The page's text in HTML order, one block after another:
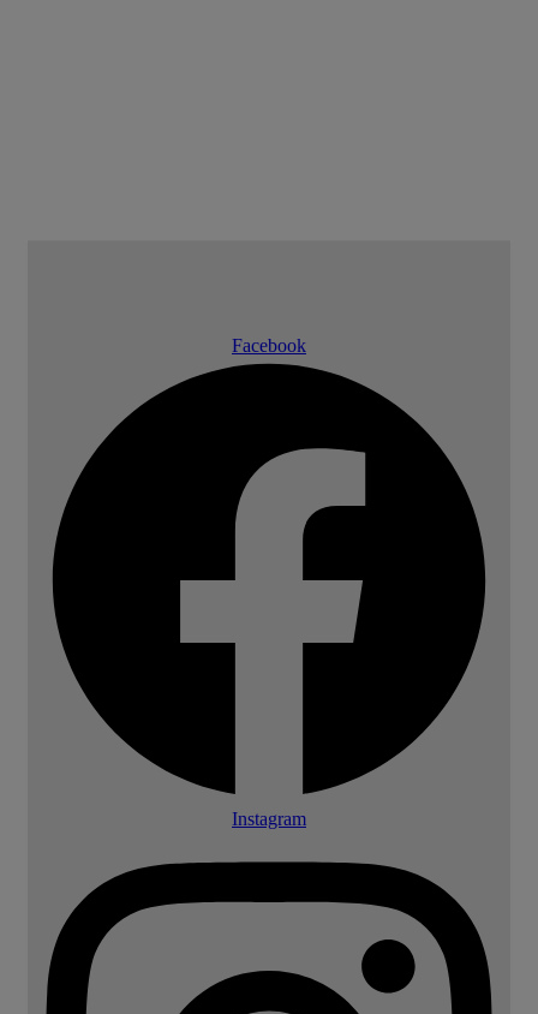
Facebook
Instagram